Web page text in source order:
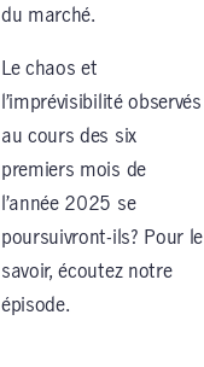
du marché.
Le chaos et
l’imprévisibilité observés
au cours des six
premiers mois de
l’année 2025 se
poursuivront-ils? Pour le
savoir, écoutez notre
épisode.